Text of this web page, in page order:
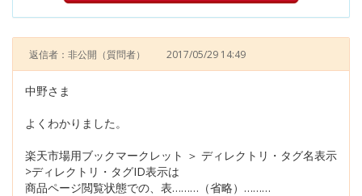
返信者：非公開 （質問者） 2017/05/29 14:49
中野さま
よくわかりました。
楽天市場用ブックマークレット ＞ ディレクトリ・タグ名表示
>ディレクトリ・タグID表示は
商品ページ閲覧状態での、表………（省略）………